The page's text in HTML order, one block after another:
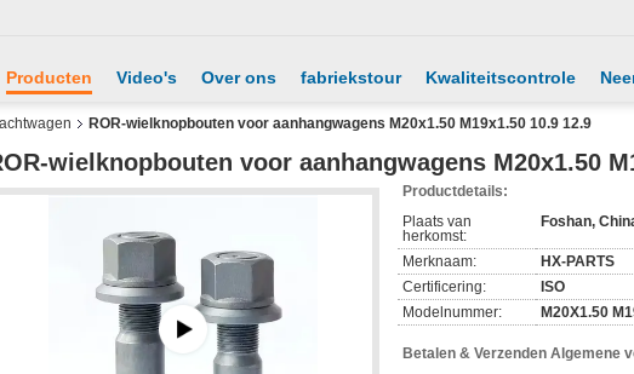
Producten Video's Over ons fabriekstour Kwaliteitscontrole
ROR-wielknopbouten voor aanhangwagens M20x1.50 M19x1.50 10.9 12.9
wielknopbouten voor aanhangwagens M20x1.50
Productdetails:
Plaats van
herkomst:
Foshan,
Merknaam:
HX-PARTS
Certificering:
ISO
Modelnummer:
M20X1.50
Betalen & Verzenden Algemene